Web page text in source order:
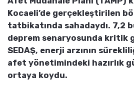
Kocaeli’de gerçekleştirilen
tatbikatında sahadaydı. 7,2
deprem senaryosunda kritik
SEDAŞ, enerji arzının
afet yönetimindeki hazırlık
ortaya koydu.